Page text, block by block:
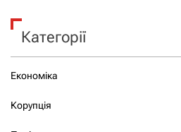
Категорії
Економіка
Корупція